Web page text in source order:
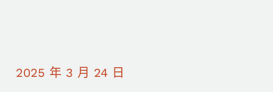
2025 年 3 月 24 日